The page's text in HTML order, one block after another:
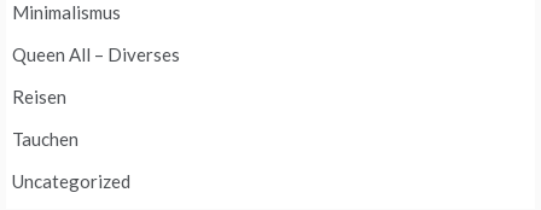
Minimalismus
Queen All – Diverses
Reisen
Tauchen
Uncategorized